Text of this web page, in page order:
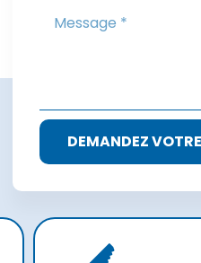
DEMANDEZ